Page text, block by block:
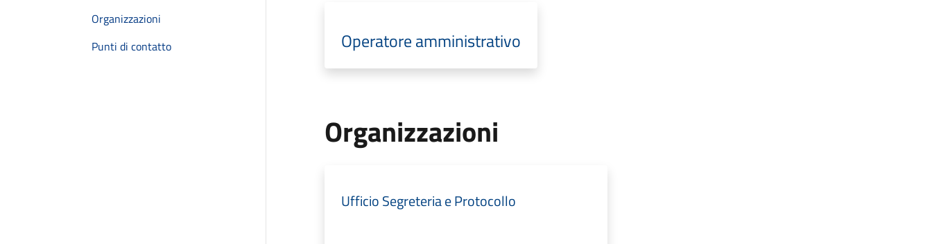
Organizzazioni
Punti di contatto
Operatore amministrativo
Organizzazioni
Ufficio Segreteria e Protocollo